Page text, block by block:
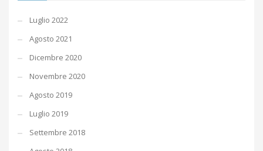
Luglio 2022
Agosto 2021
Dicembre 2020
Novembre 2020
Agosto 2019
Luglio 2019
Settembre 2018